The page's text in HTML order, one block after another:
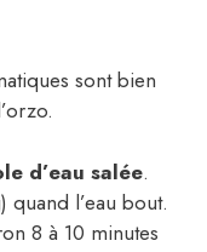
sont bien
d’eau salée.
quand l’eau bout.
8 à 10 minutes